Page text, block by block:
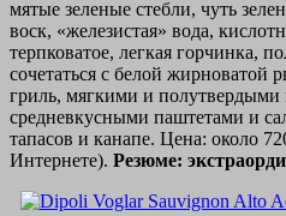
мятые зеленые стебли, чуть
воск, «железистая» вода,
терпковатое, легкая горчинка,
сочетаться с белой
гриль, мягкими и
средневкусными паштетами и
тапасов и канапе. Цена: около
Интернете). Резюме: